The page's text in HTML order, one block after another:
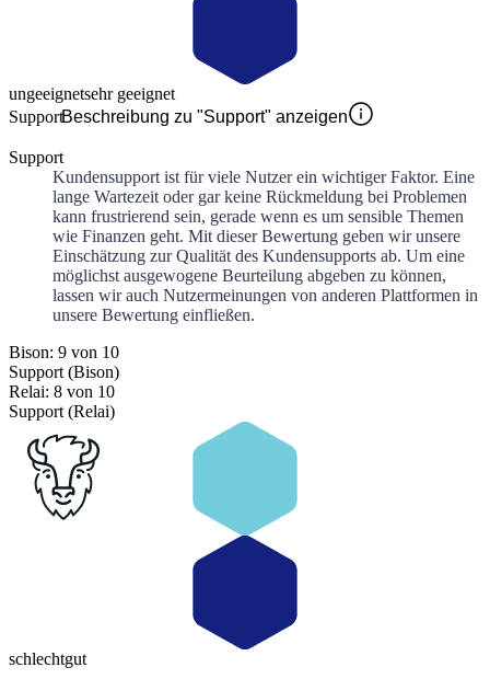
ungeeignetsehr geeignet
SupportBeschreibung zu "Support" anzeigen
Support
Kundensupport ist für viele Nutzer ein wichtiger Faktor. Eine
lange Wartezeit oder gar keine Rückmeldung bei Problemen
kann frustrierend sein, gerade wenn es um sensible Themen
wie Finanzen geht. Mit dieser Bewertung geben wir unsere
Einschätzung zur Qualität des Kundensupports ab. Um eine
möglichst ausgewogene Beurteilung abgeben zu können,
lassen wir auch Nutzermeinungen von anderen Plattformen in
unsere Bewertung einfließen.
Bison: 9 von 10
Support (Bison)
Relai: 8 von 10
Support (Relai)
schlechtgut